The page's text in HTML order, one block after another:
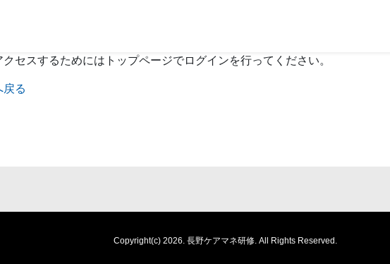
セスするためにはトップページでログインを行ってください。
戻る
Copyright(c) 2026. 長野ケアマネ研修. All Rights Reserved.